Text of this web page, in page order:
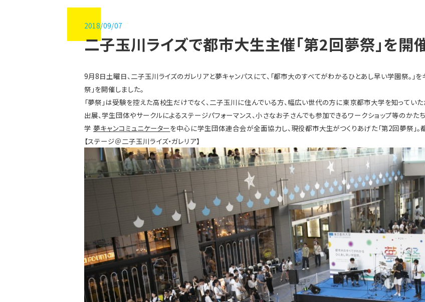
2018/09/07
二子玉川ライズで都市大生主催「第2回夢祭」を開
9月8日土曜日、二子玉川ライズのガレリアと夢キャンパスにて、「都市大のすべてがわかるひとあし早い学園祭。」
祭」を開催しました。
「夢祭」は受験を控えた高校生だけでなく、二子玉川に住んでいる方、幅広い世代の方に東京都市大学を知ってい
出展、学生団体やサークルによるステージパフォーマンス、小さなお子さんでも参加できるワークショップ等のか
学 夢キャンコミュニケーターを中心に学生団体連合会が全面協力し、現役都市大生がつくりあげた「第2回夢祭」。
【ステージ＠二子玉川ライズ・ガレリア】